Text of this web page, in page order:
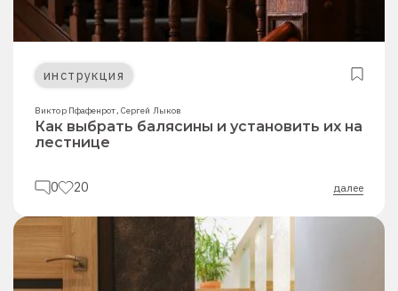
инструкция
Виктор Пфафенрот, Сергей Лыков
Как выбрать балясины и установить их на
лестнице
0 20 далее